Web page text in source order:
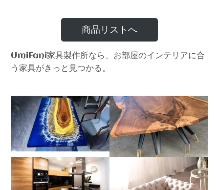
商品リストへ
UmiFani家具製作所なら、お部屋のインテリアに合
う家具がきっと見つかる。